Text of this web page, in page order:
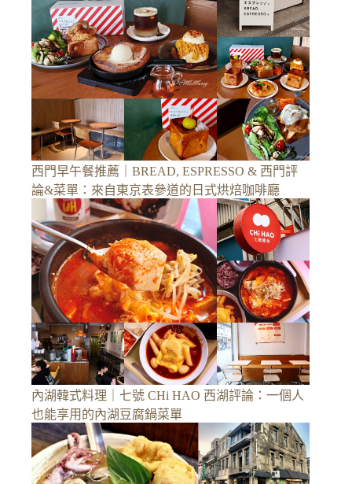
西門早午餐推薦｜BREAD, ESPRESSO & 西門評
論&菜單：來自東京表參道的日式烘焙咖啡廳
內湖韓式料理｜七號 CHi HAO 西湖評論：一個人
也能享用的內湖豆腐鍋菜單